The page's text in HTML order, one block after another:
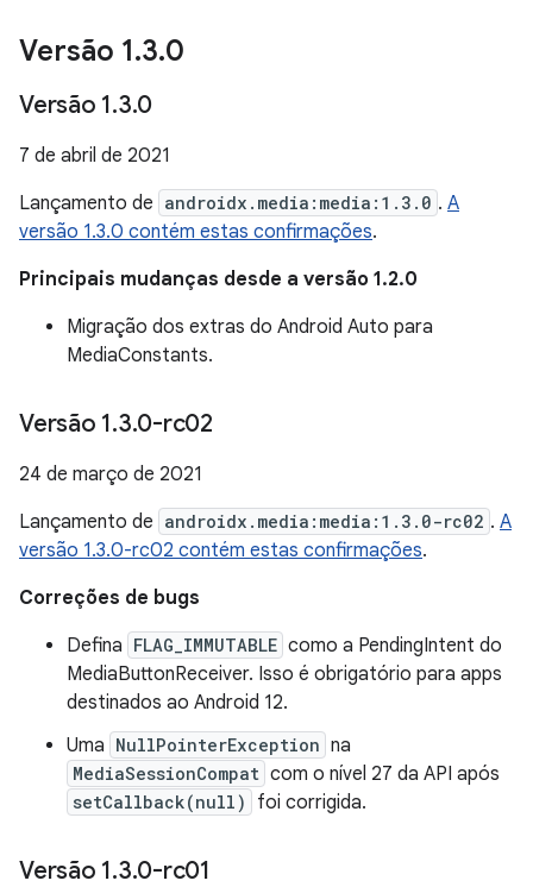
Versão 1.3.0
Versão 1.3.0
7 de abril de 2021
Lançamento de androidx.media:media:1.3.0 . A
versão 1.3.0 contém estas confirmações.
Principais mudanças desde a versão 1.2.0
Migração dos extras do Android Auto para
MediaConstants.
Versão 1.3.0-rc02
24 de março de 2021
Lançamento de androidx.media:media:1.3.0-rc02 . A
versão 1.3.0-rc02 contém estas confirmações.
Correções de bugs
Defina FLAG_IMMUTABLE como a PendingIntent do
MediaButtonReceiver. Isso é obrigatório para apps
destinados ao Android 12.
Uma NullPointerException na
MediaSessionCompat com o nível 27 da API após
setCallback(null) foi corrigida.
Versão 1.3.0-rc01